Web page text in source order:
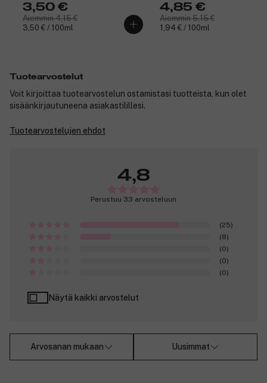
3,50 €
Aiemmin 4,15 €
3,50 € / 100ml
4,85 €
Aiemmin 5,15 €
1,94 € / 100ml
Tuotearvostelut
Voit kirjoittaa tuotearvostelun ostamistasi tuotteista, kun olet
sisäänkirjautuneena asiakastilillesi.
Tuotearvostelujen ehdot
4,8
Perustuu 33 arvosteluun
(25)
(8)
(0)
(0)
(0)
Näytä kaikki arvostelut
Arvosanan mukaan Uusimmat